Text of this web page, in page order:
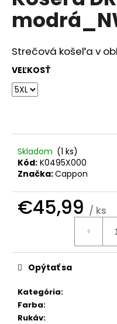
hviezdičiek.
Strečová košeľa v
VEĽKOSŤ
Skladom (1 ks)
Kód: K0495X000
Značka:Cappon
€45,99 / ks
Kategória:
Farba:
Rukáv:
Opýtať sa
á
j
s
ť
?
O
d
p
ú
č
m
e